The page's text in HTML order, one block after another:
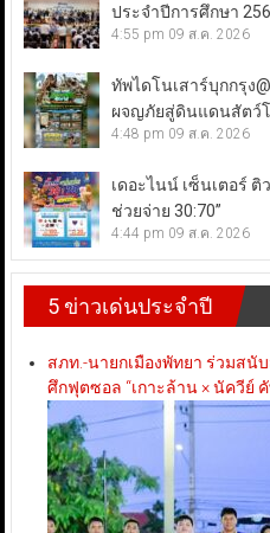
ประจำปีการศึกษา
4:55 pm 09 ส.ค. 2026
ทัพไดโนเสาร์บุกกรุง
ผจญภัยสู่ดินแดนสัตว์
4:48 pm 09 ส.ค. 2026
เดอะไนน์ เซ็นเตอร์
ช่วยจ่าย 30:70”
4:44 pm 09 ส.ค. 2026
5 ข่าวเด่นประจำปี
สภท.-นายกเมืองพัทยา ร่วมสนั
ศึกฟุตซอล “เกาะล้าน × นัควีย์ คั